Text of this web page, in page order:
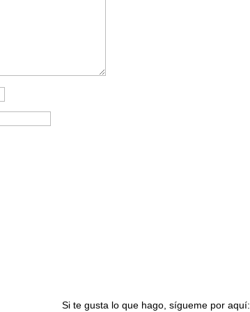
Si te gusta lo que hago, sígueme por aquí: